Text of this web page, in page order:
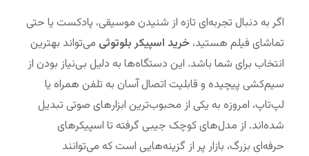
اگر به دنبال تجربه‌ای تازه از شنیدن موسیقی، پادکست یا حتی
تماشای فیلم هستید، خرید اسپیکر بلوتوثی می‌تواند بهترین
انتخاب برای شما باشد. این دستگاه‌ها به دلیل بی‌نیاز بودن از
سیم‌کشی پیچیده و قابلیت اتصال آسان به تلفن همراه یا
لپ‌تاپ، امروزه به یکی از محبوب‌ترین ابزارهای صوتی تبدیل
شده‌اند. از مدل‌های کوچک جیبی گرفته تا اسپیکرهای
حرفه‌ای بزرگ، بازار پر از گزینه‌هایی است که می‌توانند